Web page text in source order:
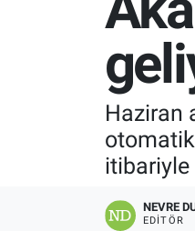
Haziran
otomatik
itibariyle
NEVRE
EDITÖR